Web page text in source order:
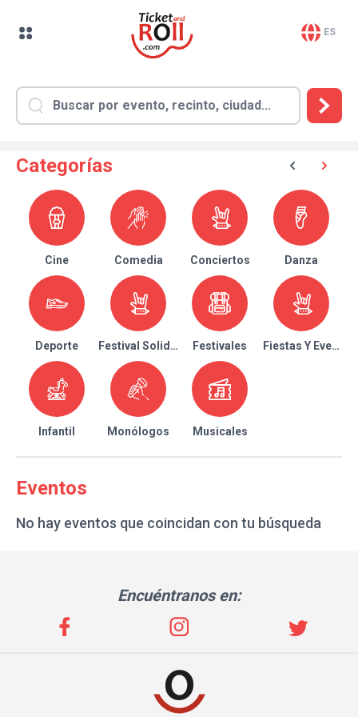
ES
Categorías
Cine Comedia Conciertos Danza
Deporte Festival Solidario Festivales Fiestas Y Eventos
Infantil Monólogos Musicales
Eventos
No hay eventos que coincidan con tu búsqueda
Encuéntranos en: